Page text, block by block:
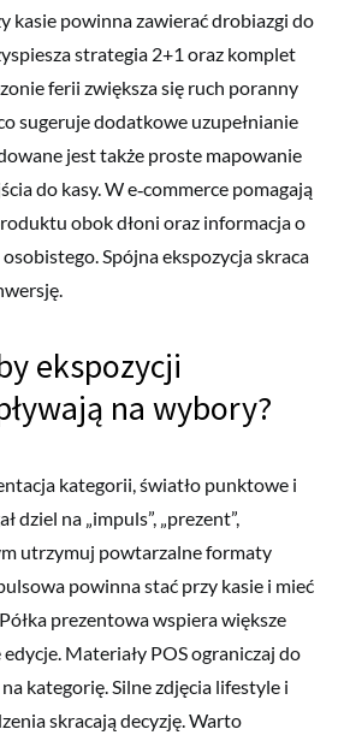
kasie powinna zawierać drobiazgi do
strategia 2+1 oraz komplet
ferii zwiększa się ruch poranny
sugeruje dodatkowe uzupełnianie
jest także proste mapowanie
do kasy. W e‑commerce pomagają
obok dłoni oraz informacja o
Spójna ekspozycja skraca
ekspozycji
na wybory?
kategorii, światło punktowe i
dziel na „impuls”, „prezent”,
utrzymuj powtarzalne formaty
powinna stać przy kasie i mieć
prezentowa wspiera większe
Materiały POS ograniczaj do
kategorię. Silne zdjęcia lifestyle i
skracają decyzję. Warto